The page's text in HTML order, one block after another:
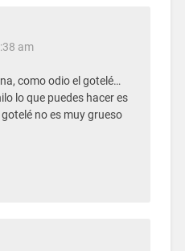
am
como odio el gotelé…
lo que puedes hacer es
no es muy grueso